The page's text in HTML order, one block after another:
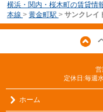
横浜・関内・桜木町の賃貸情
本線 > 黄金町駅 > サンクレイ
営
定休日:毎週
ホーム